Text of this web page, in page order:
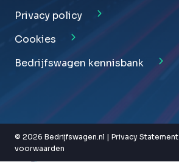
Privacy policy
Cookies
Bedrijfswagen kennisbank
© 2026 Bedrijfswagen.nl | Privacy Statement
voorwaarden